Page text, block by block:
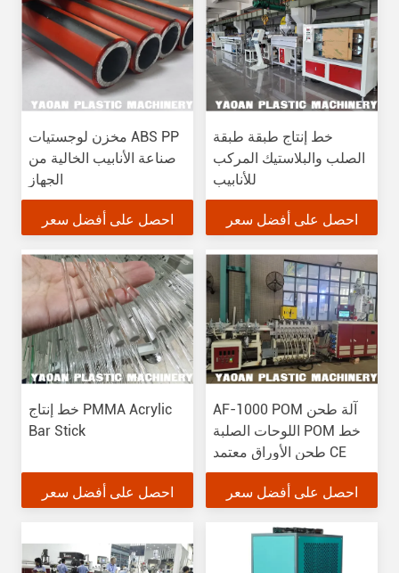
مخزن لوجستيات ABS PP
صناعة الأنابيب الخالية من
الجهاز
احصل على أفضل سعر
خط إنتاج طبقة طبقة
الصلب والبلاستيك المركب
للأنابيب
احصل على أفضل سعر
خط إنتاج PMMA Acrylic
Bar Stick
احصل على أفضل سعر
AF-1000 POM آلة طحن
اللوحات الصلبة POM خط
طحن الأوراق معتمد CE
احصل على أفضل سعر